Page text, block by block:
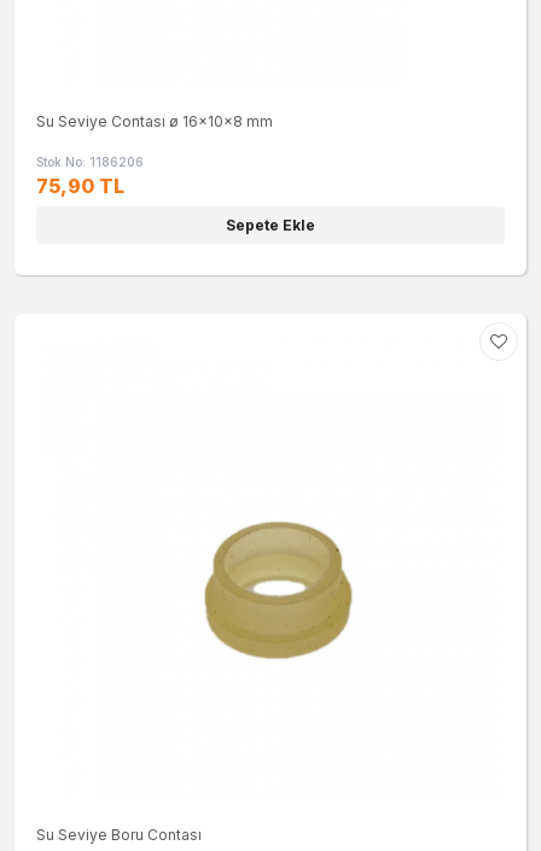
Su Seviye Contası ø 16x10x8 mm
Stok No: 1186206
75,90 TL
Sepete Ekle
Su Seviye Boru Contası